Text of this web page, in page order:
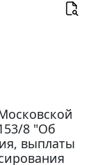
8 "Об
выплаты